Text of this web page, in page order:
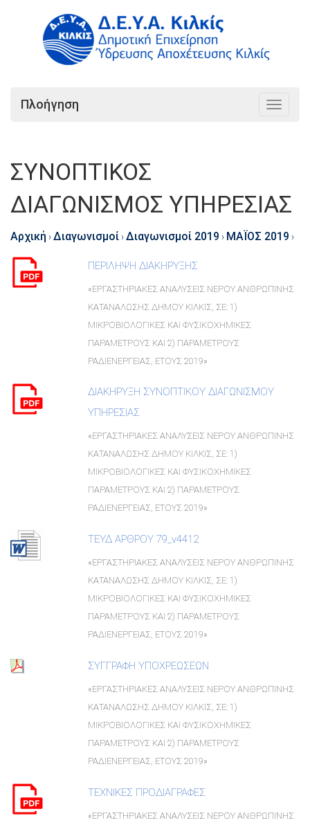
Toggle
Πλοήγηση
ΣΥΝΟΠΤΙΚΟΣ
ΔΙΑΓΩΝΙΣΜΟΣ ΥΠΗΡΕΣΙΑΣ
Αρχική ›Διαγωνισμοί ›Διαγωνισμοί 2019 › ΜΑΪΟΣ 2019 ›
ΠΕΡΙΛΗΨΗ ΔΙΑΚΗΡΥΞΗΣ
«ΕΡΓΑΣΤΗΡΙΑΚΕΣ ΑΝΑΛΥΣΕΙΣ ΝΕΡΟΥ ΑΝΘΡΩΠΙΝΗΣ
ΚΑΤΑΝΑΛΩΣΗΣ ΔΗΜΟΥ ΚΙΛΚΙΣ, ΣΕ: 1)
ΜΙΚΡΟΒΙΟΛΟΓΙΚΕΣ ΚΑΙ ΦΥΣΙΚΟΧΗΜΙΚΕΣ
ΠΑΡΑΜΕΤΡΟΥΣ ΚΑΙ 2) ΠΑΡΑΜΕΤΡΟΥΣ
ΡΑΔΙΕΝΕΡΓΕΙΑΣ, ΕΤΟΥΣ 2019»
ΔΙΑΚΗΡΥΞΗ ΣΥΝΟΠΤΙΚΟΥ ΔΙΑΓΩΝΙΣΜΟΥ
ΥΠΗΡΕΣΙΑΣ
«ΕΡΓΑΣΤΗΡΙΑΚΕΣ ΑΝΑΛΥΣΕΙΣ ΝΕΡΟΥ ΑΝΘΡΩΠΙΝΗΣ
ΚΑΤΑΝΑΛΩΣΗΣ ΔΗΜΟΥ ΚΙΛΚΙΣ, ΣΕ: 1)
ΜΙΚΡΟΒΙΟΛΟΓΙΚΕΣ ΚΑΙ ΦΥΣΙΚΟΧΗΜΙΚΕΣ
ΠΑΡΑΜΕΤΡΟΥΣ ΚΑΙ 2) ΠΑΡΑΜΕΤΡΟΥΣ
ΡΑΔΙΕΝΕΡΓΕΙΑΣ, ΕΤΟΥΣ 2019»
ΤΕΥΔ ΑΡΘΡΟΥ 79_ν4412
«ΕΡΓΑΣΤΗΡΙΑΚΕΣ ΑΝΑΛΥΣΕΙΣ ΝΕΡΟΥ ΑΝΘΡΩΠΙΝΗΣ
ΚΑΤΑΝΑΛΩΣΗΣ ΔΗΜΟΥ ΚΙΛΚΙΣ, ΣΕ: 1)
ΜΙΚΡΟΒΙΟΛΟΓΙΚΕΣ ΚΑΙ ΦΥΣΙΚΟΧΗΜΙΚΕΣ
ΠΑΡΑΜΕΤΡΟΥΣ ΚΑΙ 2) ΠΑΡΑΜΕΤΡΟΥΣ
ΡΑΔΙΕΝΕΡΓΕΙΑΣ, ΕΤΟΥΣ 2019»
ΣΥΓΓΡΑΦΗ ΥΠΟΧΡΕΩΣΕΩΝ
«ΕΡΓΑΣΤΗΡΙΑΚΕΣ ΑΝΑΛΥΣΕΙΣ ΝΕΡΟΥ ΑΝΘΡΩΠΙΝΗΣ
ΚΑΤΑΝΑΛΩΣΗΣ ΔΗΜΟΥ ΚΙΛΚΙΣ, ΣΕ: 1)
ΜΙΚΡΟΒΙΟΛΟΓΙΚΕΣ ΚΑΙ ΦΥΣΙΚΟΧΗΜΙΚΕΣ
ΠΑΡΑΜΕΤΡΟΥΣ ΚΑΙ 2) ΠΑΡΑΜΕΤΡΟΥΣ
ΡΑΔΙΕΝΕΡΓΕΙΑΣ, ΕΤΟΥΣ 2019»
ΤΕΧΝΙΚΕΣ ΠΡΟΔΙΑΓΡΑΦΕΣ
«ΕΡΓΑΣΤΗΡΙΑΚΕΣ ΑΝΑΛΥΣΕΙΣ ΝΕΡΟΥ ΑΝΘΡΩΠΙΝΗΣ